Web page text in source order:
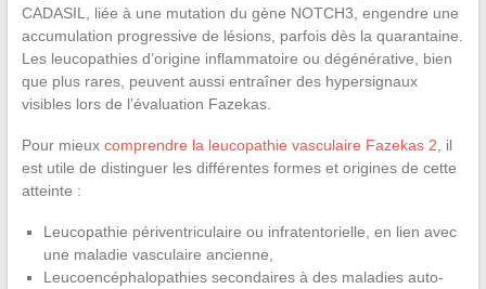
CADASIL, liée à une mutation du gène NOTCH3, engendre une
accumulation progressive de lésions, parfois dès la quarantaine.
Les leucopathies d’origine inflammatoire ou dégénérative, bien
que plus rares, peuvent aussi entraîner des hypersignaux
visibles lors de l’évaluation Fazekas.
Pour mieux comprendre la leucopathie vasculaire Fazekas 2 , il
est utile de distinguer les différentes formes et origines de cette
atteinte :
Leucopathie périventriculaire ou infratentorielle, en lien avec
une maladie vasculaire ancienne,
Leucoencéphalopathies secondaires à des maladies auto-